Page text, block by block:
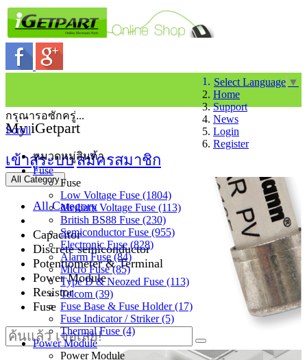
Select Language ▼
Home
Support
News
Login
Register
My iGetpart
เข้าสู่ระบบสมัครสมาชิก
All Category
All Category
Capacitor
Discrete semiconductor
Potentiometer & Terminal
Power Module
Resistor
Fuse
กรุณารอซักครู่...
Scroll
หมวดหมู่สินค้า
Fuse
Fuse
Low Voltage Fuse (1804)
Medium Voltage Fuse (113)
British BS88 Fuse (230)
Semiconductor Fuse (955)
Electronic Fuse (828)
Alarm Fuse (84)
Micro Fuse (85)
Type D & Neozed Fuse (113)
Telcom (39)
Fuse Base & Fuse Holder (17)
Fuse Indicator / Striker (5)
Thermal Fuse (4)
Power Module
Power Module